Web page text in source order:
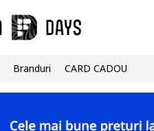
Branduri CARD CADOU